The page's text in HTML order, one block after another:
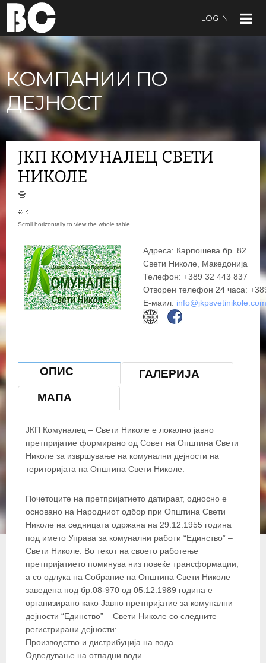
LOG IN
КОМПАНИИ ПО
ДЕЈНОСТ
ЈКП КОМУНАЛЕЦ СВЕТИ
НИКОЛЕ
Адреса: Карпошева бр. 82
Свети Николе, Македонија
Телефон: +389 32 443 837
Отворен телефон 24 часа:
Е-маил:
ОПИС
ГАЛЕРИЈА
МАПА
ЈКП Комунaлец – Свети Никoле е локално јавно
претпријатие формирано од Совет на Општина Свети
Николе за извршување на комунални дејности на
територијата на Општина Свети Николе.
Почетоците на претпријатието датираат, односно е
основано на Народниот одбор при Општина Свети
Николе на седницата одржана на 29.12.1955 година
под името Управа за комунални работи “Единство” –
Свети Николе. Во текот на своето работење
претпријатието поминува низ повеќе трансформации,
а со одлука на Собрание на Општина Свети Николе
заведена под бр.08-970 од 05.12.1989 година е
организирано како Јавно претпријатие за комунални
дејности “Единство” – Свети Николе со следните
регистрирани дејности:
Производство и дистрибуција на вода
Одведување на отпадни води